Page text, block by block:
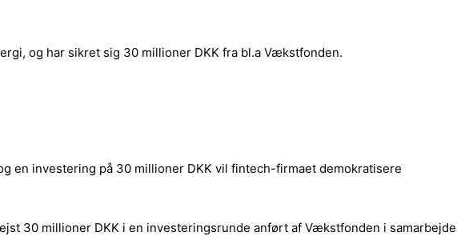
og har sikret sig 30 millioner DKK fra bl.a Vækstfonden.
en investering på 30 millioner DKK vil fintech-firmaet demokratisere
30 millioner DKK i en investeringsrunde anført af Vækstfonden i samarbejde